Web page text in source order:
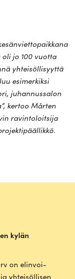
jo 100 vuotta
yhtei­söl­li­syyttä
esi­mer­kiksi
juhan­nus­salon
kertoo Mårten
ravin­to­loitsija
kylän
on elin­voi­
yhtei­söl­lisen